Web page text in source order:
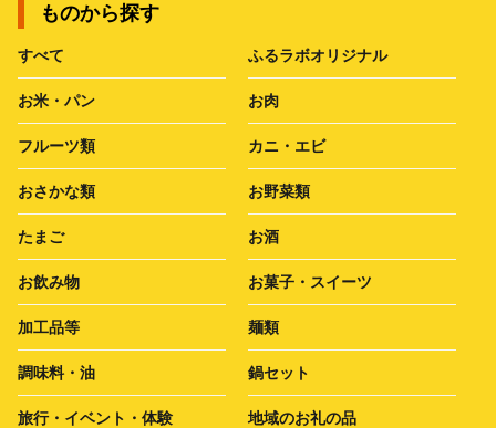
ものから探す
すべて ふるラボオリジナル
お米・パン お肉
フルーツ類 カニ・エビ
おさかな類 お野菜類
たまご お酒
お飲み物 お菓子・スイーツ
加工品等 麺類
調味料・油 鍋セット
旅行・イベント・体験 地域のお礼の品